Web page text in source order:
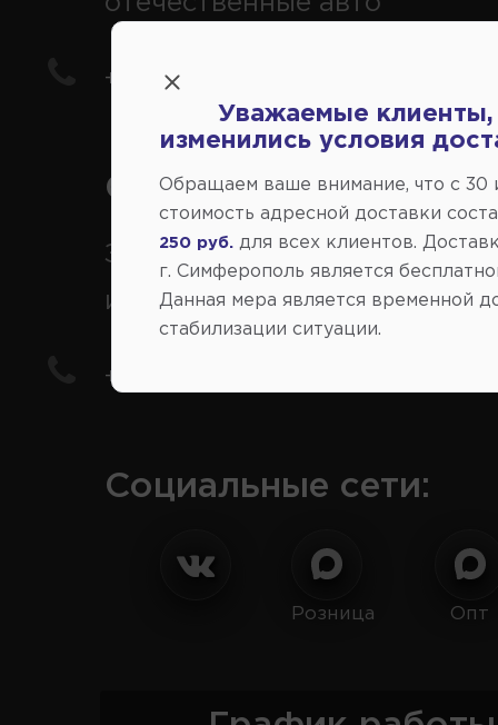
+7(978) 206-206-5
Справочный центр:
Заказ шин, дисков,
иномарки
+7(978) 206-206-8
Социальные сети:
Розница Опт
Уважаемые клиенты,
изменились условия
Обращаем ваше внимание, что c 30
стоимость адресной доставки
250 руб.
для всех клиентов.
г. Симферополь является
Данная мера является временной
стабилизации ситуации.